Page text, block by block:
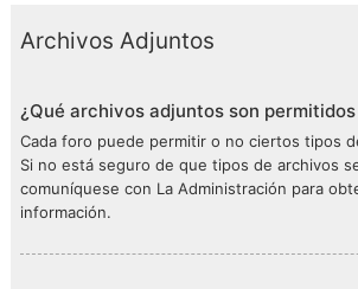
Archivos Adjuntos
¿Qué archivos adjuntos son
Cada foro puede permitir o no ciertos tipos
Si no está seguro de que tipos de archivos
comuníquese con La Administración para
información.